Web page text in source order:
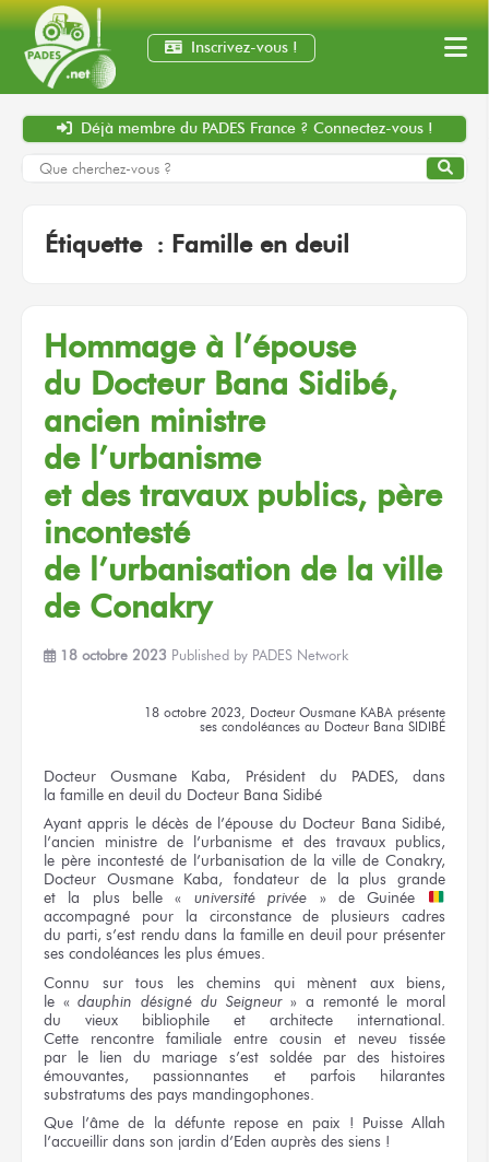
Inscrivez-vous !
Déjà membre du PADES France ? Connectez-vous !
Étiquette : Famille en deuil
Hommage à l’épouse
du DocteurBana Sidibé,
ancien ministre
de l’urbanisme
et des travauxpublics, père
incontesté
de l’urbanisation de la ville
de Conakry
18 octobre 2023 Published by PADES Network
18 octobre 2023, Docteur Ousmane KABA présente
ses condoléances au Docteur Bana SIDIBÉ
DocteurOusmane Kaba, Président du PADES, dans
la famille en deuil du Docteur Bana Sidibé
Ayant appris le décès de l’épouse du Docteur Bana Sidibé,
l’ancien ministre de l’urbanisme et des travaux publics,
le pèreincontesté de l’urbanisationde la ville de Conakry,
Docteur Ousmane Kaba, fondateur de la plus grande
et la plus belle« université privée »
de Guinée
accompagné pour
la circonstance de plusieurs cadres
du parti, s’est rendu dans la famille en deuil pour présenter
ses condoléances les plus émues.
Connu sur tous les chemins qui mènent
aux biens,
le «dauphin désigné du Seigneur» a remonté le moral
du vieux bibliophile et architecte international.
Cette rencontre familiale entre cousin et neveu tissée
par le lien
du mariage s’est soldée par des histoires
émouvantes, passionnantes et parfois hilarantes
substratums des pays mandingophones.
Que l’âme de la défuntereposeen paix ! Puisse Allah
l’accueillir dans son jardin d’Eden auprès des siens !